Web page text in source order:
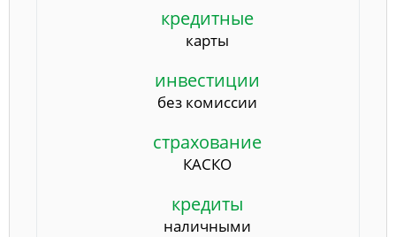
кредитные
карты
инвестиции
без комиссии
страхование
КАСКО
кредиты
наличными